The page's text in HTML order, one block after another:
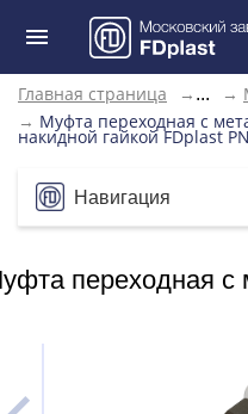
Главная страница → ... →
→ Муфта переходная с
накидной гайкой FDplast
Навигация
переходная с